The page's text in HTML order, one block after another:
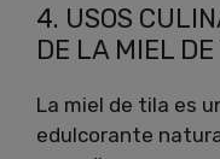
4. USOS
DE LA MIEL
La miel de tila es
edulcorante